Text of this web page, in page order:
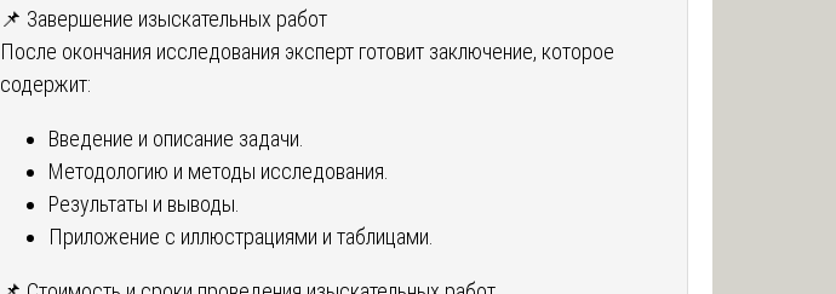
📌 Завершение изыскательных работ
После окончания исследования эксперт готовит заключение, которое
содержит:
Введение и описание задачи.
Методологию и методы исследования.
Результаты и выводы.
Приложение с иллюстрациями и таблицами.